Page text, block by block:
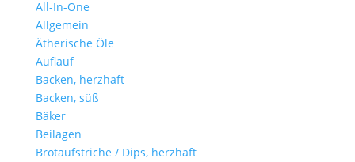
All-In-One
Allgemein
Ätherische Öle
Auflauf
Backen, herzhaft
Backen, süß
Bäker
Beilagen
Brotaufstriche / Dips, herzhaft